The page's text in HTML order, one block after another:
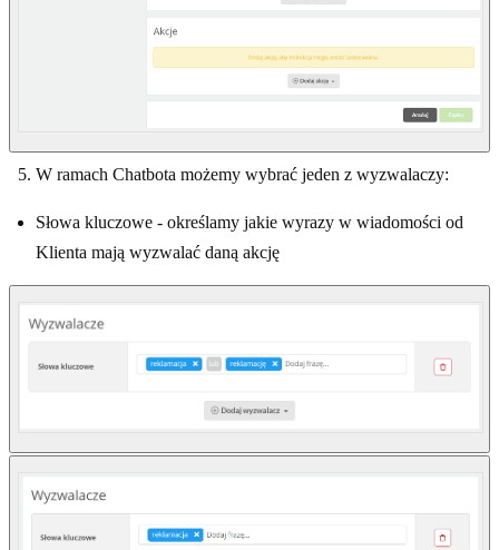
W ramach Chatbota możemy wybrać jeden z wyzwalaczy:
Słowa kluczowe - określamy jakie wyrazy w wiadomości od
Klienta mają wyzwalać daną akcję